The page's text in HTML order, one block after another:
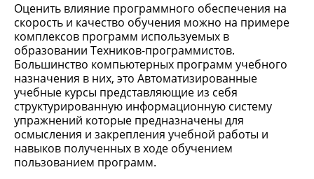
Оценить влияние программного обеспечения на
скорость и качество обучения можно на примере
комплексов программ используемых в
образовании Техников-программистов.
Большинство компьютерных программ учебного
назначения в них, это Автоматизированные
учебные курсы представляющие из себя
структурированную информационную систему
упражнений которые предназначены для
осмысления и закрепления учебной работы и
навыков полученных в ходе обучением
пользованием программ.